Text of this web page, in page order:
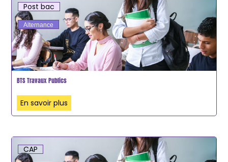
Post bac
Alternance
BTS Travaux Publics
En savoir plus
CAP